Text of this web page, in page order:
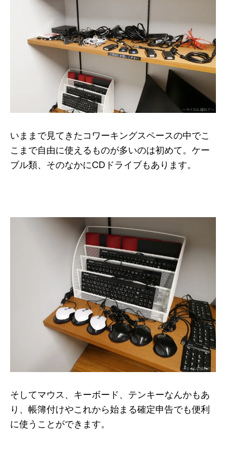
いままで見てきたコワーキングスペースの中でこ
こまで自由に使えるものが多いのは初めて。ケー
ブル類、そのなかにCDドライブもあります。
そしてマウス、キーボード、テンキーなんかもあ
り、帳簿付けやこれから始まる確定申告でも便利
に使うことができます。